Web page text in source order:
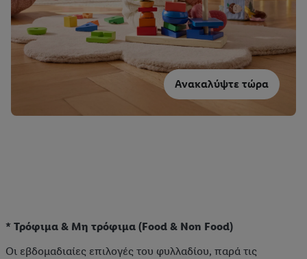
Ανακαλύψτε τώρα
* Τρόφιμα & Μη τρόφιμα (Food & Non Food)
Οι εβδομαδιαίες επιλογές του φυλλαδίου, παρά τις